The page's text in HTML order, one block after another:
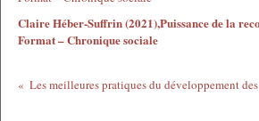
Claire Héber-Suffrin (2021),Puissance de la
Format – Chronique sociale